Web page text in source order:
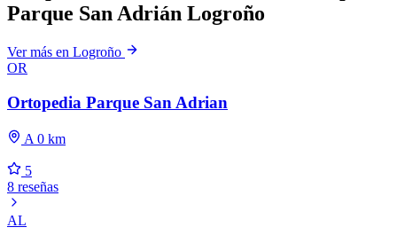
Parque San Adrián Logroño
Ver más en Logroño
OR
Ortopedia Parque San Adrian
A 0 km
5
8 reseñas
AL